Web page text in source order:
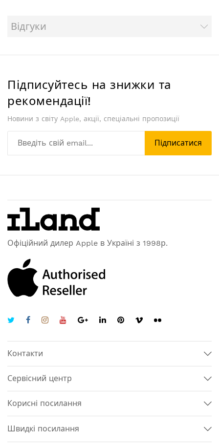
Відгуки
Підписуйтесь на знижки та
рекомендації!
Новини з світу Apple, акції, спеціальні пропозиції
Підписатися
Офіційний дилер Apple в Україні з 1998р.
Контакти
Сервісний центр
Корисні посилання
Швидкі посилання